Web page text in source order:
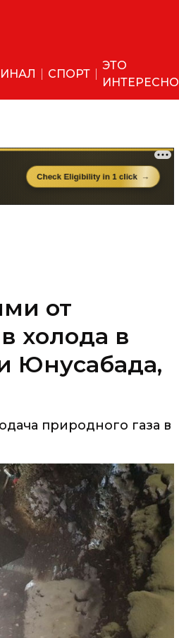
СПОРТ
ЭТО
ИНТЕРЕСНО
от
холода в
Юнусабада,
природного газа в